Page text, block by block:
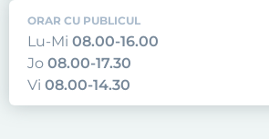
ORAR CU PUBLICUL
Lu-Mi 08.00-16.00
Jo 08.00-17.30
Vi 08.00-14.30